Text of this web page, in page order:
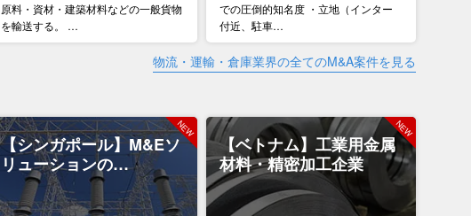
原料・資材・建築材料などの一般貨物
を輸送する。 …
での圧倒的知名度 ・立地（インター
付近、駐車…
物流・運輸・倉庫業界の全てのM&A案件を見る
【シンガポール】M&Eソ
リューションの…
【ベトナム】工業用金属
材料・精密加工企業